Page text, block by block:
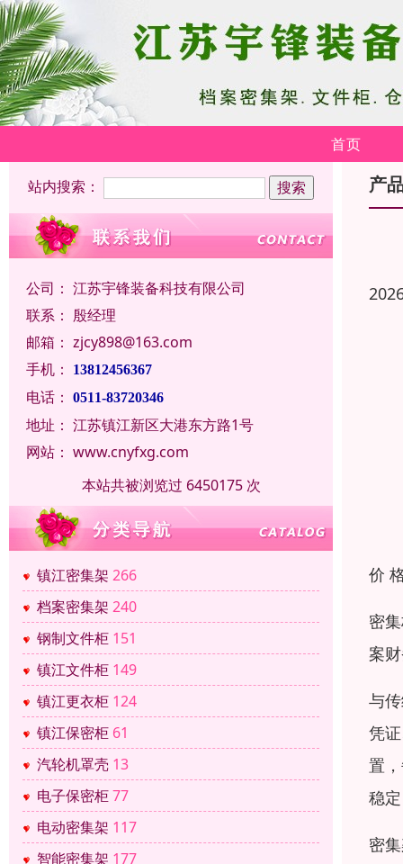
首页
站内搜索：
公司： 江苏宇锋装备科技有限公司
联系： 殷经理
邮箱： zjcy898@163.com
手机：
13812456367
电话： 0511-83720346
地址： 江苏镇江新区大港东方路1号
网站： www.cnyfxg.com
本站共被浏览过 6450175 次
镇江密集架 266
档案密集架 240
钢制文件柜 151
镇江文件柜 149
镇江更衣柜 124
镇江保密柜 61
汽轮机罩壳 13
电子保密柜77
电动密集架 117
智能密集架 177
产
价
密
案
与
凭
置
稳
密